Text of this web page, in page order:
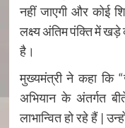
नहीं जाएगी और कोई
लक्ष्य अंतिम पंक्ति में खड़े
है।
मुख्यमंत्री ने कहा कि
अभियान के अंतर्गत
लाभान्वित हो रहे हैं |